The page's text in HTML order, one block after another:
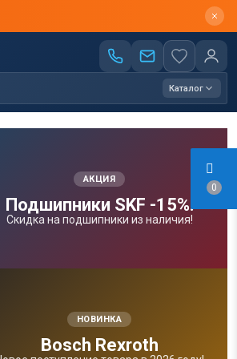
0
Каталог
АКЦИЯ
Подшипники SKF -15%!
Скидка на подшипники из наличия!
НОВИНКА
Bosсh Rexroth